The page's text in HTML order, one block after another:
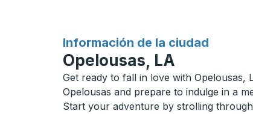
Información de la ciudad
para
Opelousas, LA
Get ready to fall in love with
Opelousas and prepare to indulge in a
Start your adventure by strolling